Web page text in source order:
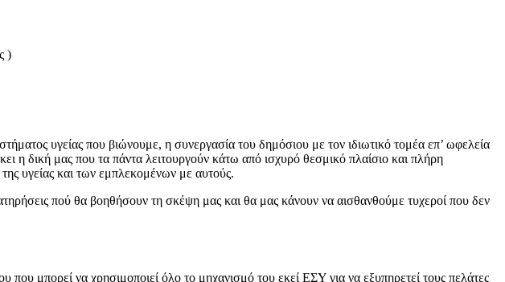
)
υγείας που βιώνουμε, η συνεργασία του δημόσιου με τον ιδιωτικό τομέα επ’ ωφελεία
η δική μας που τα πάντα λειτουργούν κάτω από ισχυρό θεσμικό πλαίσιο και πλήρη
υγείας και των εμπλεκομένων με αυτούς.
πού θα βοηθήσουν τη σκέψη μας και θα μας κάνουν να αισθανθούμε τυχεροί που δεν
μπορεί να χρησιμοποιεί όλο το μηχανισμό του εκεί ΕΣΥ για να εξυπηρετεί τους πελάτες